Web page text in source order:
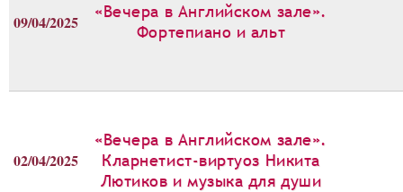
09/04/2025
«Вечера в Английском зале».
Фортепиано и альт
02/04/2025
«Вечера в Английском зале».
Кларнетист-виртуоз Никита
Лютиков и музыка для души